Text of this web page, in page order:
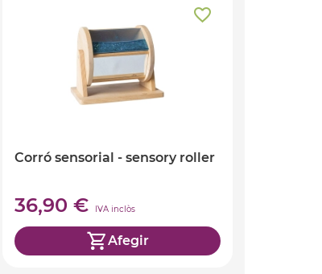
Corró sensorial - sensory roller
36,90 € IVA inclòs
Afegir